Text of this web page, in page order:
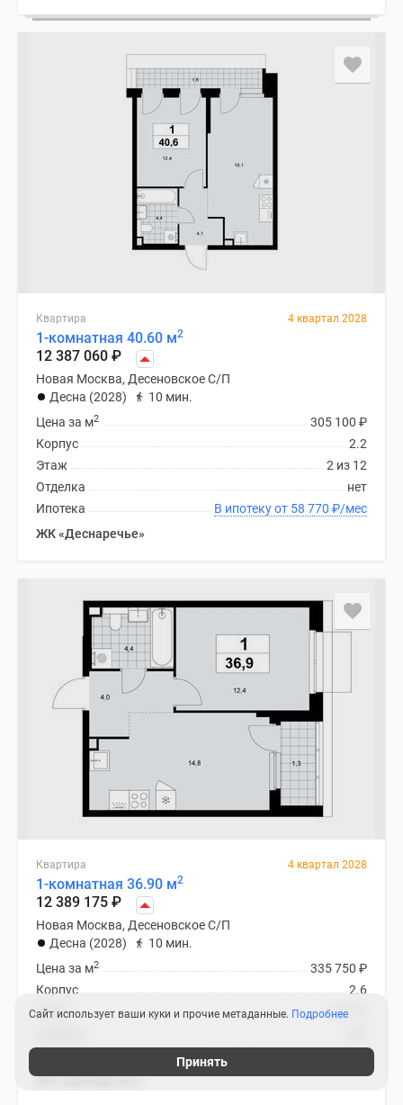
Квартира 4 квартал 2028
1-комнатная 40.60 м2
12 387 060 ₽
Новая Москва, Десеновское С/П
Десна (2028)
10 мин.
305 100 ₽
Цена за м2
2.2
Корпус
2 из 12
Этаж
нет
Отделка
В ипотеку от 58 770 ₽/мес
Ипотека
ЖК «Деснаречье»
Квартира 4 квартал 2028
1-комнатная 36.90 м2
12 389 175 ₽
Новая Москва, Десеновское С/П
Десна (2028)
10 мин.
335 750 ₽
Цена за м2
2.6
Корпус
2 из 15
Этаж
ЖК «Деснаречье»
Сайт использует ваши куки и прочие метаданные. Подробнее
Принять